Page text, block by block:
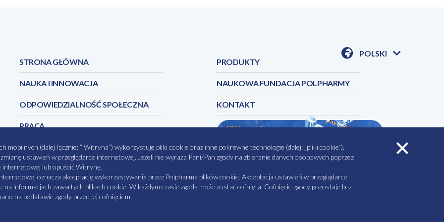
POLSKI
STRONA GŁÓWNA
NAUKA I INNOWACJA
ODPOWIEDZIALNOŚĆ SPOŁECZNA
PRACA
PRODUKTY
NAUKOWA FUNDACJA POLPHARMY
KONTAKT
MAPA STRONY NASZE SERWISY MATERIAŁY DO POBRANIA MINIMALIZACJA RYZYKA
(dalej łącznie: ” Witryna”) wykorzystuje pliki cookie oraz inne pokrewne technologie (dalej: „pliki cookie”).
ustawień w przeglądarce internetowej. Jeżeli nie wyraża Pani/Pan zgody na zbieranie danych osobowych poprzez
internetowej lub opuścić Witrynę.
oznacza akceptację wykorzystywania przez Polpharma plików cookie. Akceptacja ustawień w przeglądarce
informacjach zawartych plikach cookie. W każdym czasie zgoda może zostać cofnięta. Cofnięcie zgody pozostaje bez
na podstawie zgody przed jej cofnięciem.